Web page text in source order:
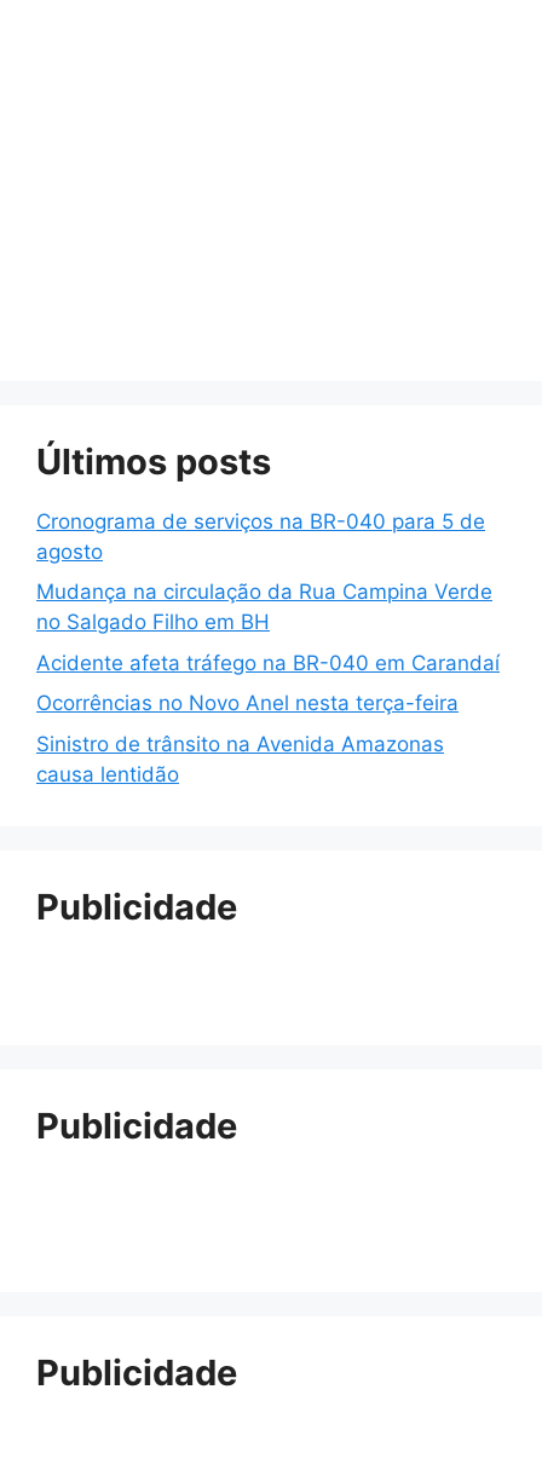
Últimos posts
Cronograma de serviços na BR-040 para 5 de
agosto
Mudança na circulação da Rua Campina Verde
no Salgado Filho em BH
Acidente afeta tráfego na BR-040 em Carandaí
Ocorrências no Novo Anel nesta terça-feira
Sinistro de trânsito na Avenida Amazonas
causa lentidão
Publicidade
Publicidade
Publicidade